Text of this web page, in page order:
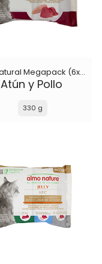
HFC Natural Megapack (6x55 g)
Atún y Pollo
330 g